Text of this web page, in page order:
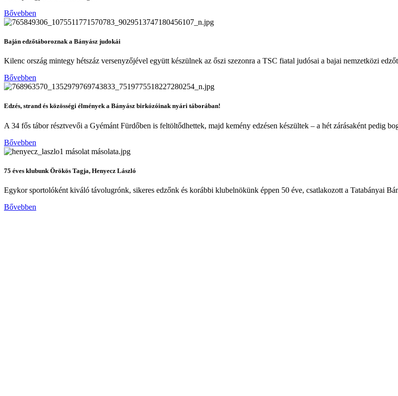
Bővebben
Baján edzőtáboroznak a Bányász judokái
Kilenc ország mintegy hétszáz versenyzőjével együtt készülnek az őszi szezonra a TSC fiatal judósai a bajai nemzetközi
Bővebben
Edzés, strand és közösségi élmények a Bányász birkózóinak nyári táborában!
A 34 fős tábor résztvevői a Gyémánt Fürdőben is feltöltődhettek, majd kemény edzésen készültek – a hét zárásaként pedig
Bővebben
75 éves klubunk Örökös Tagja, Henyecz László
Egykor sportolóként kiváló távolugrónk, sikeres edzőnk és korábbi klubelnökünk éppen 50 éve, csatlakozott a Tatabányai
Bővebben